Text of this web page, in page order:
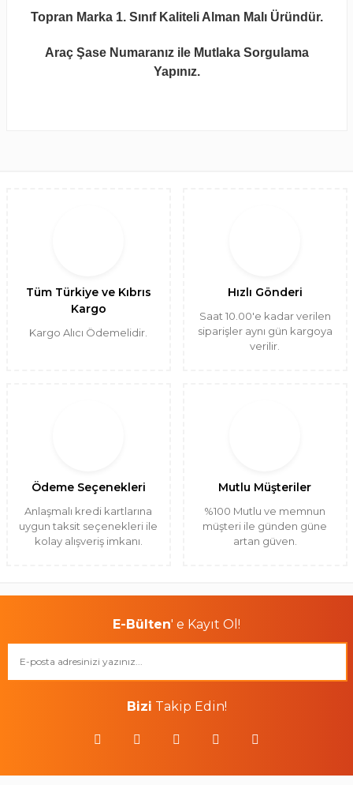
Topran Marka 1. Sınıf Kaliteli Alman Malı Üründür.
Araç Şase Numaranız ile Mutlaka Sorgulama
Yapınız.
Tüm Türkiye ve Kıbrıs
Kargo
Kargo Alıcı Ödemelidir.
Hızlı Gönderi
Saat 10.00'e kadar verilen
siparişler aynı gün kargoya
verilir.
Ödeme Seçenekleri
Anlaşmalı kredi kartlarına
uygun taksit seçenekleri ile
kolay alışveriş imkanı.
Mutlu Müşteriler
%100 Mutlu ve memnun
müşteri ile günden güne
artan güven.
E-Bülten' e Kayıt Ol!
Bizi Takip Edin!